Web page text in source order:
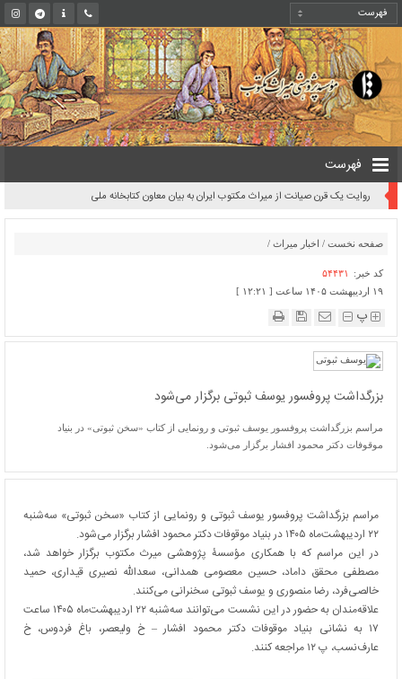
فهرست
روایت یک قرن صیانت از میراث مکتوب ایران به بیان معاون کتابخانه ملی
صفحه نخست / اخبار میراث /
کد خبر:
۵۴۴۳۱
۱۹ اردیبهشت ۱۴۰۵ ساعت [ ۱۲:۲۱ ]
پ
بزرگداشت پروفسور یوسف ثبوتی برگزار می‌شود
مراسم بزرگداشت پروفسور یوسف ثبوتی و رونمایی از کتاب «سخن ثبوتی» در بنیاد
موقوفات دکتر محمود افشار برگزار می‌شود.
مراسم بزرگداشت پروفسور یوسف ثبوتی و رونمایی از کتاب «سخن ثبوتی» سه‌شنبه
۲۲ اردیبهشت‌ماه ۱۴۰۵ در بنیاد موقوفات دکتر محمود افشار برگزار می‌شود.
در این مراسم که با همکاری مؤسسۀ پژوهشی میرث مکتوب برگزار خواهد شد،
مصطفی محقق داماد، حسین معصومی همدانی، سعدالله نصیری قیداری، حمید
خالصی‌فرد، رضا منصوری و یوسف ثبوتی سخنرانی می‌کنند.
علاقه‌مندان به حضور در این نشست می‌توانند سه‌شنبه ۲۲ اردیبهشت‌ماه ۱۴۰۵ ساعت
۱۷ به نشانی بنیاد موقوفات دکتر محمود افشار – خ ولیعصر، باغ فردوس، خ
عارف‌نسب، پ ۱۲ مراجعه کنند.